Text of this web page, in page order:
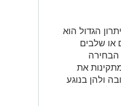
הגדול הוא
או שלבים
הבחירה
את
ולהן בנוגע